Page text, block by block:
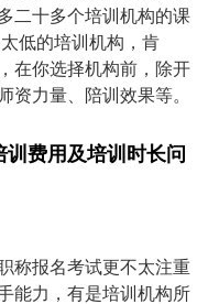
二十多个培训机构的课
低的培训机构，肯
在你选择机构前，除开
资力量、陪训效果等。
费用及培训时长问
称报名考试更不太注重
能力，有是培训机构所